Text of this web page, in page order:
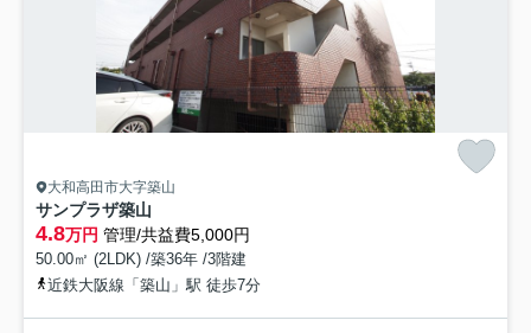
大和高田市大字築山
サンプラザ築山
4.8万円 管理/共益費5,000円
50.00㎡ (2LDK) /築36年 /3階建
近鉄大阪線「築山」駅 徒歩7分